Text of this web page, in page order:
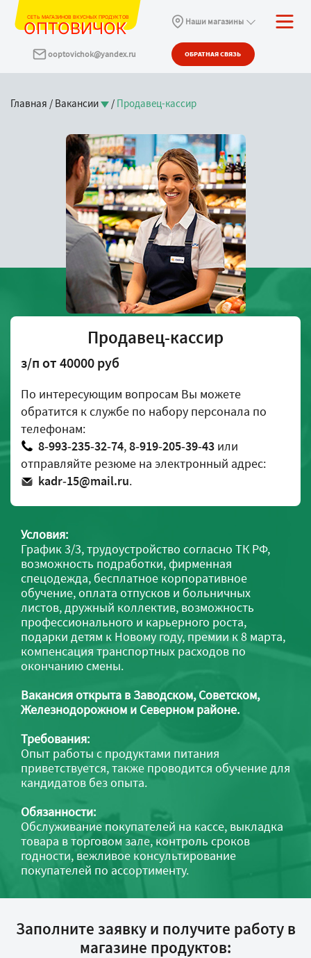
СЕТЬ МАГАЗИНОВ ВКУСНЫХ ПРОДУКТОВ
ОПТОВИЧОК
ooptovichok@yandex.ru
Наши магазины
ОБРАТНАЯ СВЯЗЬ
Главная / Вакансии / Продавец-кассир
Продавец-кассир
з/п от 40000 руб
По интересующим вопросам Вы можете
обратится к службе по набору персонала по
телефонам:
8‑993‑235‑32‑74,8‑919‑205‑39‑43 или
отправляйте резюме на электронный адрес:
kadr‑15@mail.ru.
Условия:
График 3/3, трудоустройство согласно ТК РФ,
возможность подработки, фирменная
спецодежда, бесплатное корпоративное
обучение, оплата отпусков и больничных
листов, дружный коллектив, возможность
профессионального и карьерного роста,
подарки детям к Новому году, премии к 8 марта,
компенсация транспортных расходов по
окончанию смены.
Вакансия открыта в Заводском, Советском,
Железнодорожном и Северном районе.
Требования:
Опыт работы с продуктами питания
приветствуется, также проводится обучение для
кандидатов без опыта.
Обязанности:
Обслуживание покупателей на кассе, выкладка
товара в торговом зале, контроль сроков
годности, вежливое консультирование
покупателей по ассортименту.
Заполните заявку и получите работу в
магазине продуктов: